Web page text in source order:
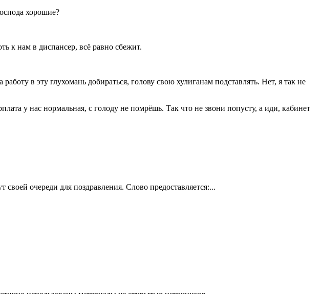
хорошие?
к нам в диспансер, всё равно сбежит.
в эту глухомань добираться, голову свою хулиганам подставлять. Нет, я так не
у нас нормальная, с голоду не помрёшь. Так что не звони попусту, а иди, кабинет
очереди для поздравления. Слово предоставляется:...